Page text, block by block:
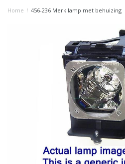
Home / 456-236 Merk lamp met behuizing